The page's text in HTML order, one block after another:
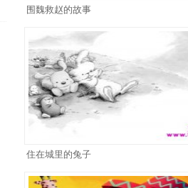
围魏救赵的故事
住在城里的兔子